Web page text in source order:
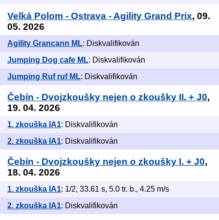
Velká Polom - Ostrava - Agility Grand Prix, 09.
05. 2026
Agility Grancann ML: Diskvalifikován
Jumping Dog cafe ML: Diskvalifikován
Jumping Ruf ruf ML: Diskvalifikován
Čebín - Dvojzkoušky nejen o zkoušky II. + J0,
19. 04. 2026
1. zkouška IA1: Diskvalifikován
2. zkouška IA1: Diskvalifikován
Čebín - Dvojzkoušky nejen o zkoušky I. + J0,
18. 04. 2026
1. zkouška IA1: 1/2, 33.61 s, 5.0 tr. b., 4.25 m/s
2. zkouška IA1: Diskvalifikován